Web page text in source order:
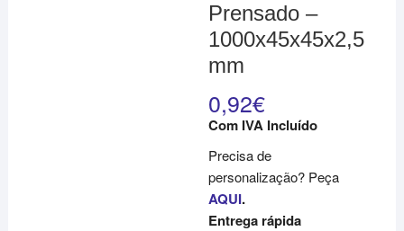
Prensado –
1000x45x45x2,5
mm
0,92€
Com IVA Incluído
Precisa de
personalização? Peça
AQUI.
Entrega rápida